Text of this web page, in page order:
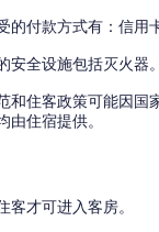
的付款方式有：信用
安全设施包括灭火器。
和住客政策可能因国
由住宿提供。
客才可进入客房。